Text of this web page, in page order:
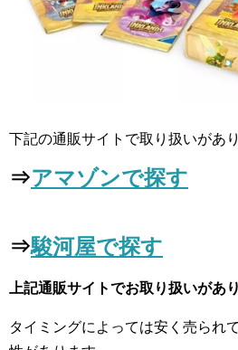
下記の通販サイトで取り扱いがあり
⇒アマゾンで探す
⇒駿河屋で探す
上記通販サイトでお取り扱いがあ
タイミングによっては安く売られ